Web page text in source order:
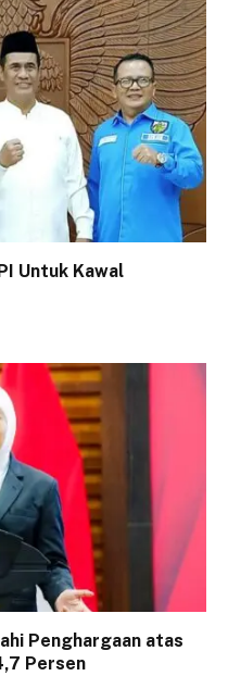
Untuk Kawal
Penghargaan atas
Persen